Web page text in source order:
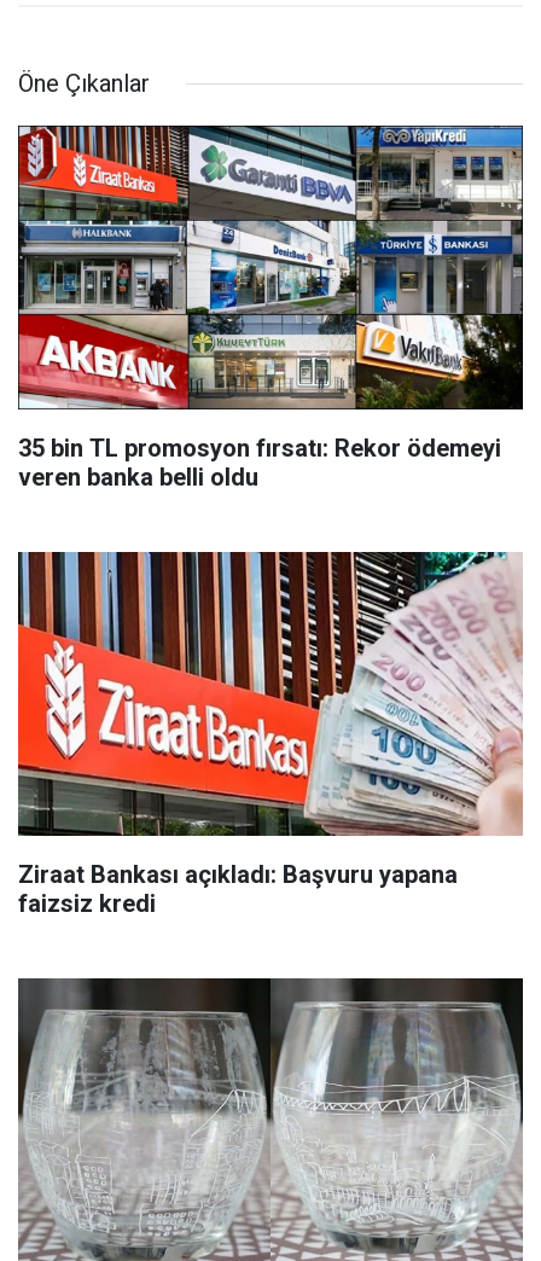
Öne Çıkanlar
35 bin TL promosyon fırsatı: Rekor ödemeyi
veren banka belli oldu
Ziraat Bankası açıkladı: Başvuru yapana
faizsiz kredi